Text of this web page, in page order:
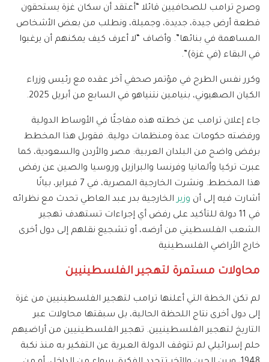
وصرح ترامب للصحافيين قائلا “أعتقد أن سكان غزة يستحقون
قطعة أرض جيدة، جديدة، وجميلة، ونطلب من بعض الأشخاص
المساهمة في بنائها”. وأضاف “لا أعرف كيف يمكنهم أن يرغبوا
في البقاء (في غزة)”.
وكرر نفس الطرح في مؤتمر صحفي آخر عقده مع رئيس وزراء
الكيان الصهيوني، بنيامين نتنياهو في السابع من أبريل 2025.
جاء إعلان ترامب عن خطته هذه مفاجئًا في الأوساط الدولية
ورفضته حكومات عدة ومنظمات دولية. فقوبل هذا المخطط
برفض واضح من البلدان العربية: مصر والأردن والسعودية، كما
عبرت تركيا وألمانيا وفرنسا والبرازيل وروسيا والصين عن رفض
هذا المخطط. ونشرت الخارجية المصرية، في 7 فبراير، بيانًا
أشارت فيه إلى أن وزيرالخارجية بدر عبد العاطي تحدث مع نظرائه
في 11 دولة للتأكيد على رفض أي إجراءات تستهدف تهجير
الشعب الفلسطيني من أرضه، أو تشجيع نقلهم إلى دول أخرى
خارج الأراضي الفلسطينية
محاولات مستمرة لتهجير الفلسطينيين
لم تكن الخطة التي أعلنها ترامب لتهجير الفلسطينيين من غزة
إلى دول أخرى نتاج اللحظة الحالية، بل سبقتها محاولات عبر
التاريخ لتهجير الفلسطينيين. تهجير الفلسطينيين من أراضيهم
حلم إسرائيلي لم تتوقف الدولة العبرية عن التفكير به منذ نكبة